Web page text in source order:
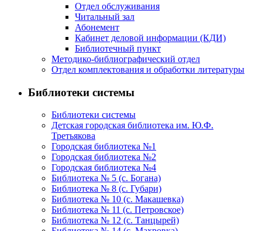
Отдел обслуживания
Читальный зал
Абонемент
Кабинет деловой информации (КДИ)
Библиотечный пункт
Методико-библиографический отдел
Отдел комплектования и обработки литературы
Библиотеки системы
Библиотеки системы
Детская городская библиотека им. Ю.Ф.
Третьякова
Городская библиотека №1
Городская библиотека №2
Городская библиотека №4
Библиотека № 5 (с. Богана)
Библиотека № 8 (с. Губари)
Библиотека № 10 (с. Макашевка)
Библиотека № 11 (с. Петровское)
Библиотека № 12 (с. Танцырей)